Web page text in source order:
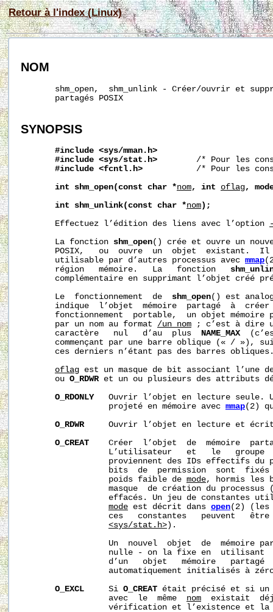
Retour à l'index (Linux)
NOM
shm_open,  shm_unlink - Créer/ouvrir et
       partagés POSIX
SYNOPSIS
#include <sys/mman.h>
#include <sys/stat.h>
/* Pour les
#include <fcntl.h>
/* Pour les
int
shm_open(const char *nom, int oflag,
int
shm_unlink(const char *nom );
       Effectuez l’édition des liens avec l’option
       La fonction
shm_open() crée et ouvre un
POSIX,   ou  ouvre  un  objet  existant.
       utilisable par d’autres processus avec
mmap
       région   mémoire.   La   fonction
complémentaire en supprimant l’objet créé
       Le  fonctionnement  de
shm_open() est
indique  l’objet  mémoire  partagé  à
fonctionnement  portable,  un objet mémoire
       par un nom au format
/un_nom ; c’est à dire
       caractère   nul   d’au  plus
NAME_MAX
commençant par une barre oblique (« / »),
ces derniers n’étant pas des barres
oflag est un masque de bit associant l’une
       ou
O_RDWR et un ou plusieurs des attributs
O_RDONLY
Ouvrir l’objet en lecture seule.
                  projeté en mémoire avec
mmap(2)
O_RDWR
Ouvrir l’objet en lecture et
O_CREAT
Créer  l’objet  de  mémoire
L’utilisateur   et   le   groupe
proviennent des IDs effectifs du
bits  de  permission  sont
                  poids faible de
mode, hormis les
masque  de création du processus
effacés. Un jeu de constantes
mode est décrit dans open(2) (les
ces   constantes   peuvent
<sys/stat.h> ).
Un  nouvel  objet  de  mémoire
nulle - on la fixe en
d’un   objet   mémoire   partagé
automatiquement initialisés à
O_EXCL
     Si
O_CREAT était précisé et si un
                  avec  le  même
nom
existait
vérification et l’existence et